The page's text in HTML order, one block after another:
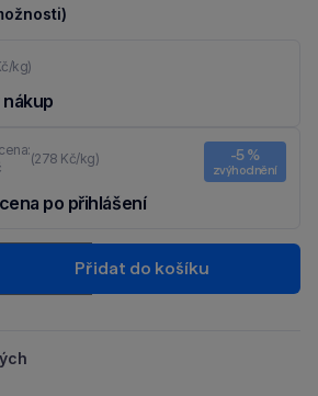
kg)
(278 Kč/kg) -5 %
zvýhodnění
po přihlášení
+
Přidat do košíku